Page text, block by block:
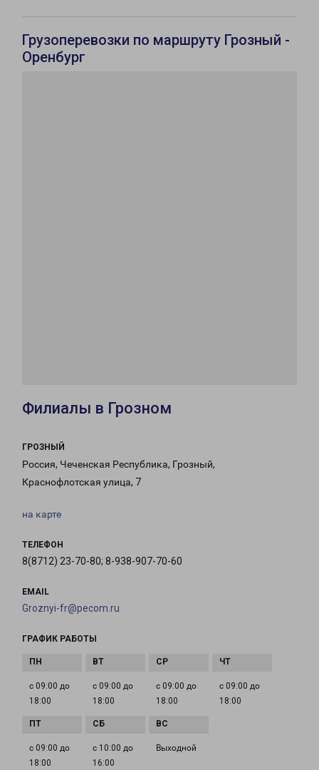
Грузоперевозки по маршруту Грозный -
Оренбург
Филиалы в Грозном
ГРОЗНЫЙ
Россия, Чеченская Республика, Грозный,
Краснофлотская улица, 7
на карте
ТЕЛЕФОН
8(8712) 23-70-80; 8-938-907-70-60
EMAIL
Groznyi-fr@pecom.ru
ГРАФИК РАБОТЫ
с 09:00 до
18:00
с 09:00 до
18:00
с 09:00 до
18:00
с 09:00 до
18:00
с 09:00 до
18:00
с 10:00 до
16:00
Выходной